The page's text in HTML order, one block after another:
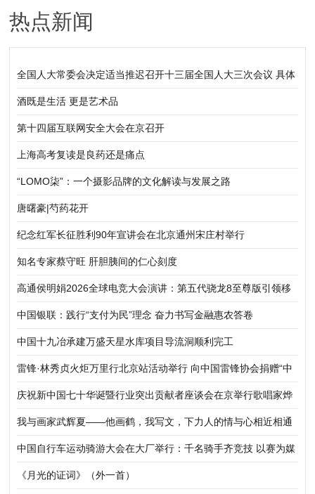
担道义，妙手铸文章
热点新闻
全国人大常委会决定适当推迟召开十三届全国人大三次会议 具体
开会时间另行决定
酒既是生活 更是艺术品
第十四届互联网安全大会在京召开
上海高考复读是良药还是痛点
“LOMO柒”：一个摄影品牌的文化解读与发展之路
唐曙豪|芍药花开
纪念红军长征胜利90年宣讲会在北京通州宋庄村举行
知名专家蔡守旺 肝胆胰间的仁心刻度
高通侯明娟2026全球电竞大会演讲：第五代骁龙8至尊版引领移
动电竞迈向职业化、标准化新阶段
中国银联：践行“支付为民”理念 奋力书写金融惠农答卷
中国十九冶承建万盛天星水库项目导流洞顺利完工
雷锋·林秀贞火炬万里行北京站活动举行 向中国雷锋协会捐赠“中
华五福吉神”作品
庆祝新中国七十华诞暨行业突出贡献者座谈会在京举行歌唱家烨
红受邀出席
我与画家武辉夏——他画鹤，我写文，下力人的情与心相近相通
中国自行车运动骑游大会在大厂举行：千名骑手齐竞技 以赛为媒
促协同
《月光的证词》（外一首）